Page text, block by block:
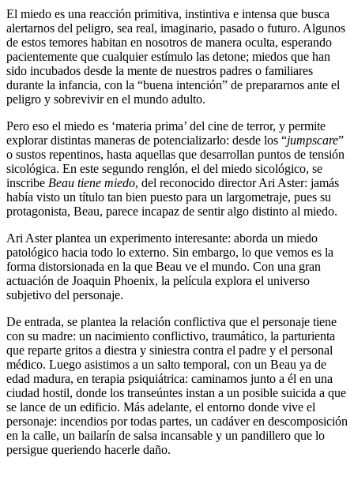
El miedo es una reacción primitiva, instintiva e intensa que busca
alertarnos del peligro, sea real, imaginario, pasado o futuro. Algunos
de estos temores habitan en nosotros de manera oculta, esperando
pacientemente que cualquier estímulo las detone; miedos que han
sido incubados desde la mente de nuestros padres o familiares
durante la infancia, con la “buena intención” de prepararnos ante el
peligro y sobrevivir en el mundo adulto.
Pero eso el miedo es ‘materia prima’ del cine de terror, y permite
explorar distintas maneras de potencializarlo: desde los “jumpscare”
o sustos repentinos, hasta aquellas que desarrollan puntos de tensión
sicológica. En este segundo renglón, el del miedo sicológico, se
inscribe Beau tiene miedo, del reconocido director Ari Aster: jamás
había visto un título tan bien puesto para un largometraje, pues su
protagonista, Beau, parece incapaz de sentir algo distinto al miedo.
Ari Aster plantea un experimento interesante: aborda un miedo
patológico hacia todo lo externo. Sin embargo, lo que vemos es la
forma distorsionada en la que Beau ve el mundo. Con una gran
actuación de Joaquin Phoenix, la película explora el universo
subjetivo del personaje.
De entrada, se plantea la relación conflictiva que el personaje tiene
con su madre: un nacimiento conflictivo, traumático, la parturienta
que reparte gritos a diestra y siniestra contra el padre y el personal
médico. Luego asistimos a un salto temporal, con un Beau ya de
edad madura, en terapia psiquiátrica: caminamos junto a él en una
ciudad hostil, donde los transeúntes instan a un posible suicida a que
se lance de un edificio. Más adelante, el entorno donde vive el
personaje: incendios por todas partes, un cadáver en descomposición
en la calle, un bailarín de salsa incansable y un pandillero que lo
persigue queriendo hacerle daño.